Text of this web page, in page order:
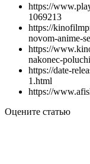
https://
1069213
https://
novom-anime-
https://
nakonec-
https://date-
1.html
https://
Оцените статью